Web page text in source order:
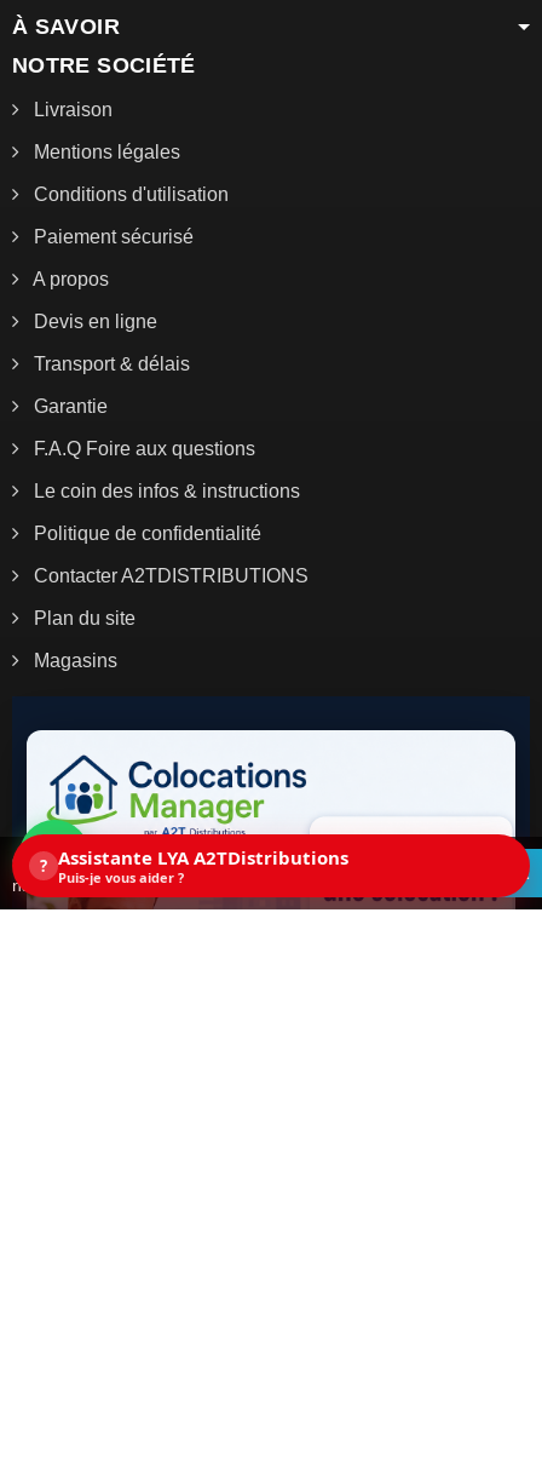
? Assistante LYA A2TDistributions
Puis-je vous aider ?
À SAVOIR
NOTRE SOCIÉTÉ
Livraison
Mentions légales
Conditions d'utilisation
Paiement sécurisé
A propos
Devis en ligne
Transport & délais
Garantie
F.A.Q Foire aux questions
Le coin des infos & instructions
Politique de confidentialité
Contacter A2TDISTRIBUTIONS
Plan du site
Magasins
Ce site utilise des cookies. En continuant la
navigation sur ce site, vous acceptez les cookies.
ACCEPTEZ